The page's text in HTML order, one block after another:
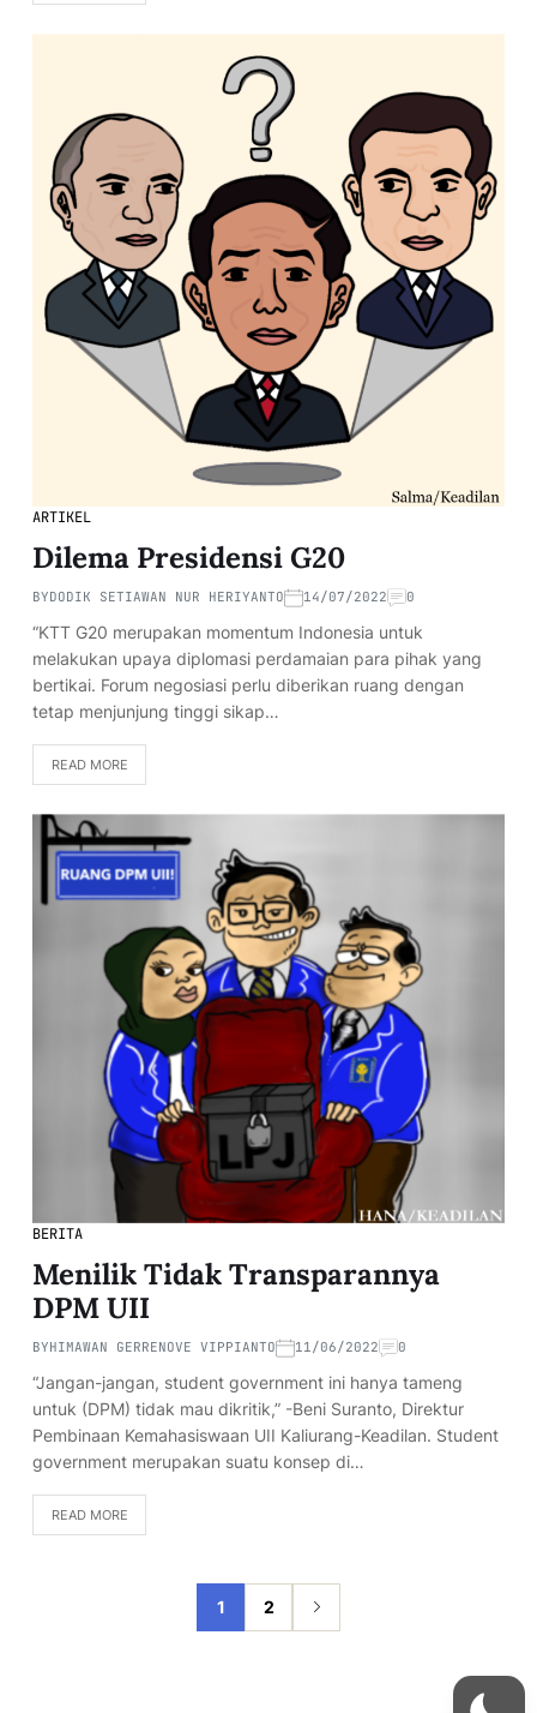
ARTIKEL
Dilema Presidensi G20
BYDODIK SETIAWAN NUR HERIYANTO 14/07/2022 0
“KTT G20 merupakan momentum Indonesia untuk
melakukan upaya diplomasi perdamaian para pihak yang
bertikai. Forum negosiasi perlu diberikan ruang dengan
tetap menjunjung tinggi sikap…
READ MORE
BERITA
Menilik Tidak Transparannya
DPM UII
BYHIMAWAN GERRENOVE VIPPIANTO 11/06/2022 0
“Jangan-jangan, student government ini hanya tameng
untuk (DPM) tidak mau dikritik,” -Beni Suranto, Direktur
Pembinaan Kemahasiswaan UII Kaliurang-Keadilan. Student
government merupakan suatu konsep di…
READ MORE
1 2